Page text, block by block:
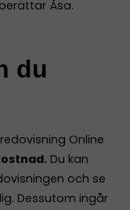
Åsa.
du
Online
Du kan
och se
Dessutom ingår